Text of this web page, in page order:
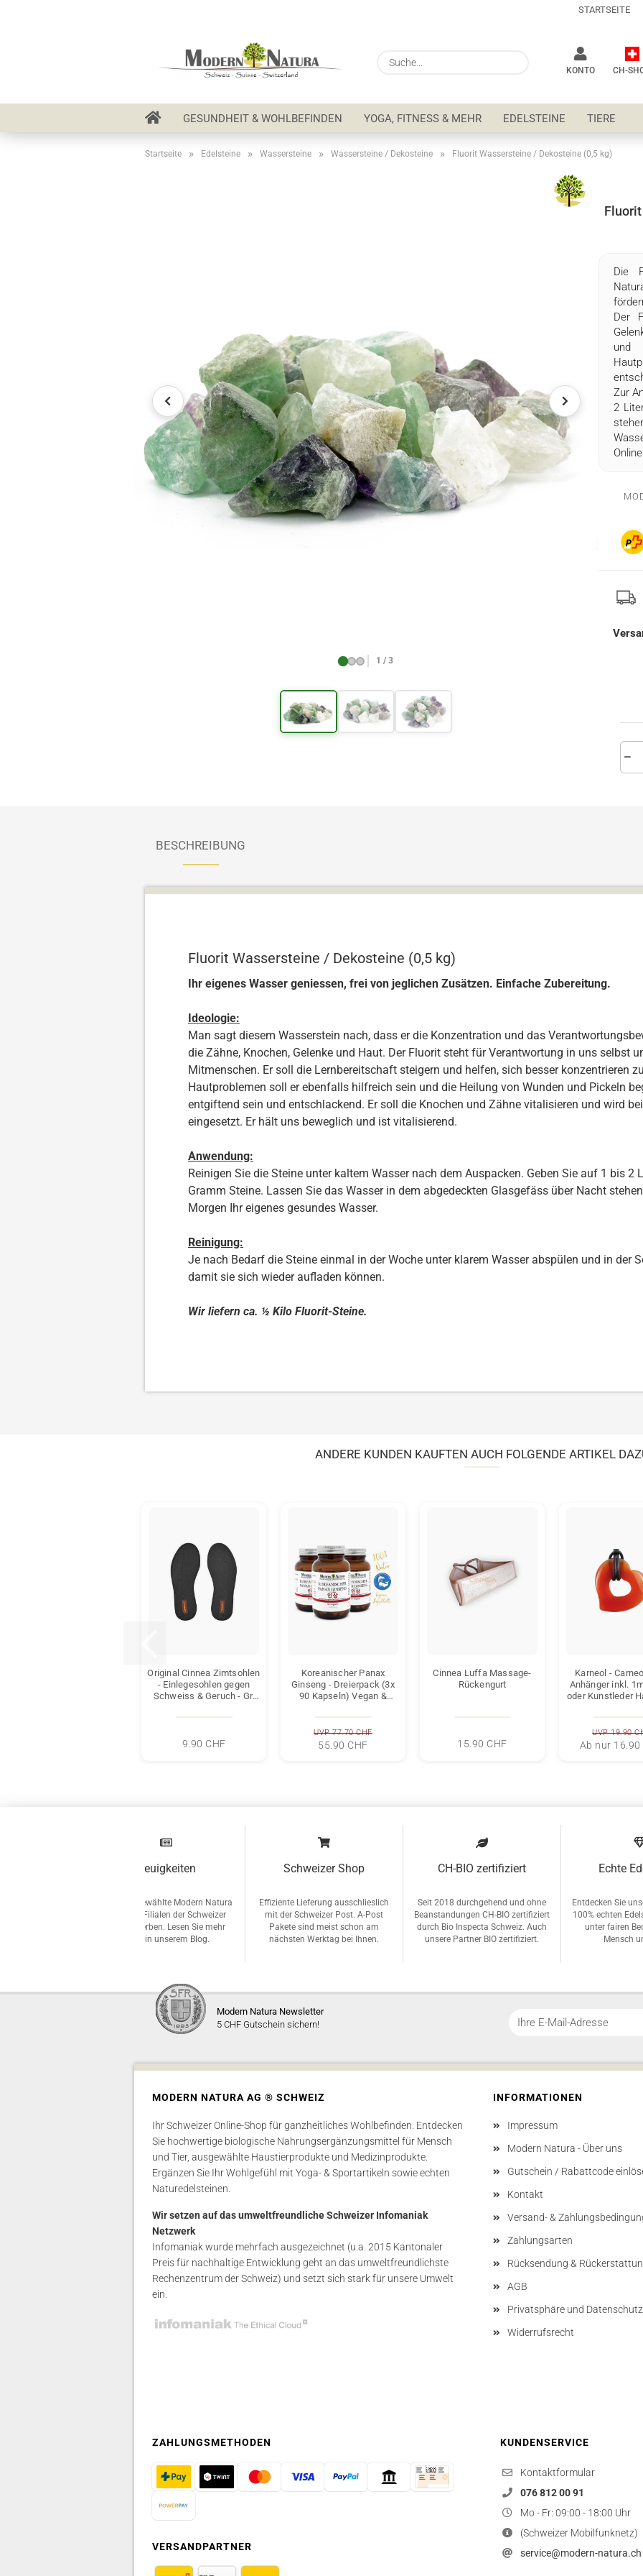
STARTSEITE
Lieferung
KONTO CH-
GESUNDHEIT & WOHLBEFINDEN YOGA, FITNESS & MEHR EDELSTEINE TIERE
Startseite » Edelsteine » Wassersteine » Wassersteine / Dekosteine » Fluorit Wassersteine / Dekosteine (0,5 kg)
1 / 3
Die
Der
Zur
2
BESCHREIBUNG
Fluorit Wassersteine / Dekosteine (0,5 kg)
Ihr eigenes Wasser geniessen, frei von jeglichen Zusätzen. Einfache Zubereitung.
Ideologie:
Man sagt diesem Wasserstein nach, dass er die Konzentration und das
die Zähne, Knochen, Gelenke und Haut. Der Fluorit steht für Verantwortung in uns selbst
Mitmenschen. Er soll die Lernbereitschaft steigern und helfen, sich besser konzentrieren
Hautproblemen soll er ebenfalls hilfreich sein und die Heilung von Wunden und Pickeln
entgiftend sein und entschlackend. Er soll die Knochen und Zähne vitalisieren und wird
eingesetzt. Er hält uns beweglich und ist vitalisierend.
Anwendung:
Reinigen Sie die Steine unter kaltem Wasser nach dem Auspacken. Geben Sie auf 1 bis 2
Gramm Steine. Lassen Sie das Wasser in dem abgedeckten Glasgefäss über Nacht
Morgen Ihr eigenes gesundes Wasser.
Reinigung:
Je nach Bedarf die Steine einmal in der Woche unter klarem Wasser abspülen und in der
damit sie sich wieder aufladen können.
Wir liefern ca. ½ Kilo Fluorit-Steine.
ANDERE KUNDEN KAUFTEN AUCH FOLGENDE ARTIKEL
Original Cinnea Zimtsohlen
- Einlegesohlen gegen
Schweiss & Geruch - Gr.
9.90 CHF
Koreanischer Panax
Ginseng - Dreierpack (3x
90 Kapseln) Vegan &
mit B-Vitaminen...
UVP 77.70 CHF
55.90 CHF
Cinnea Luffa Massage-
Rückengurt
15.90 CHF
Karneol -
Anhänger inkl.
oder Kunstleder
UVP 19.90
Ab nur 16.90
Neuigkeiten
Jetzt ausgewählte Modern Natura
Artikel in Filialen der Schweizer
Post erwerben. Lesen Sie mehr
dazu in unserem Blog.
Schweizer Shop
Effiziente Lieferung ausschlieslich
mit der Schweizer Post. A-Post
Pakete sind meist schon am
nächsten Werktag bei Ihnen.
CH-BIO zertifiziert
Seit 2018 durchgehend und ohne
Beanstandungen CH-BIO zertifiziert
durch Bio Inspecta Schweiz. Auch
unsere Partner BIO zertifiziert.
Echte
Entdecken Sie
100% echten
unter fairen
Mensch
Modern Natura Newsletter
5 CHF Gutschein sichern!
MODERN NATURA AG ® SCHWEIZ
Ihr Schweizer Online-Shop für ganzheitliches Wohlbefinden. Entdecken
Sie hochwertige biologische Nahrungsergänzungsmittel für Mensch
und Tier, ausgewählte Haustierprodukte und Medizinprodukte.
Ergänzen Sie Ihr Wohlgefühl mit Yoga- & Sportartikeln sowie echten
Naturedelsteinen.
Wir setzen auf das umweltfreundliche Schweizer Infomaniak
Netzwerk
Infomaniak wurde mehrfach ausgezeichnet (u.a. 2015 Kantonaler
Preis für nachhaltige Entwicklung geht an das umweltfreundlichste
Rechenzentrum der Schweiz) und setzt sich stark für unsere Umwelt
ein.
INFORMATIONEN
Impressum
Modern Natura - Über uns
Gutschein / Rabattcode
Kontakt
Versand- &
Zahlungsarten
Rücksendung &
AGB
Privatsphäre und Datenschutz
Widerrufsrecht
ZAHLUNGSMETHODEN
VERSANDPARTNER
KUNDENSERVICE
Kontaktformular
076 812 00 91
Mo - Fr: 09:00 - 18:00 Uhr
(Schweizer Mobilfunknetz)
service@modern-natura.ch